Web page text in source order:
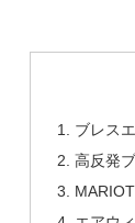
ブレス
高反発